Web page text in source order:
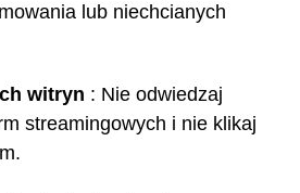
lub niechcianych
witryn : Nie odwiedzaj
streamingowych i nie klikaj